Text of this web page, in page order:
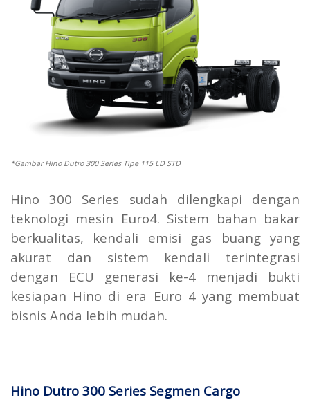
*Gambar Hino Dutro 300 Series Tipe 115 LD STD
Hino 300 Series sudah dilengkapi dengan
teknologi mesin Euro4. Sistem bahan bakar
berkualitas, kendali emisi gas buang yang
akurat dan sistem kendali terintegrasi
dengan ECU generasi ke-4 menjadi bukti
kesiapan Hino di era Euro 4 yang membuat
bisnis Anda lebih mudah.
Hino Dutro 300 Series Segmen Cargo